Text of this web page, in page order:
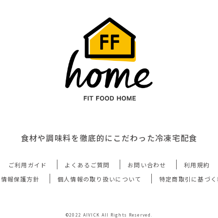
食材や調味料を徹底的にこだわった冷凍宅配食
ご利用ガイド よくあるご質問 お問い合わせ
利用規約
報保護方針
個人情報の取り扱いについて 特定商取引に基づ
©2022 AIVICK All Rights Reserved.